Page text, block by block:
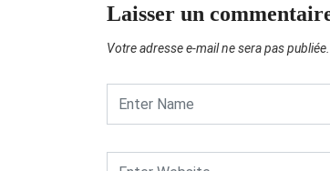
Laisser un
Votre adresse e-mail ne sera pas publiée.